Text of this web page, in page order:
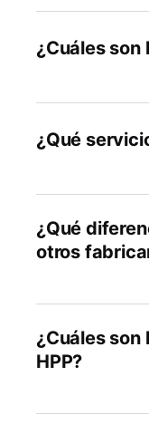
¿Cuáles
¿Qué
¿Qué
otros
¿Cuáles
HPP?